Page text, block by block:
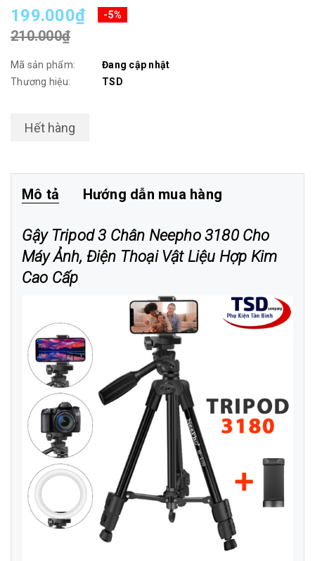
199.000₫ -5%
210.000₫
Mã sản phẩm:
Đang cập nhật
Thương hiệu:
TSD
Hết hàng
Mô tả Hướng dẫn mua hàng
Gậy Tripod 3 Chân Neepho 3180 Cho
Máy Ảnh, Điện Thoại Vật Liệu Hợp Kim
Cao Cấp